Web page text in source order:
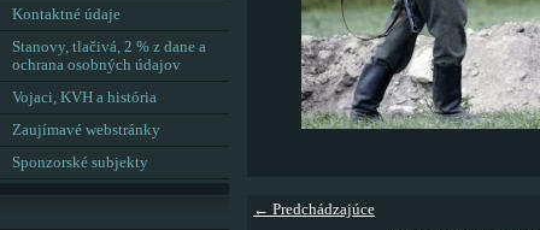
← Predchádzajúce
Kontaktné údaje
Stanovy, tlačivá, 2 % z dane a
ochrana osobných údajov
Vojaci, KVH a história
Zaujímavé webstránky
Sponzorské subjekty